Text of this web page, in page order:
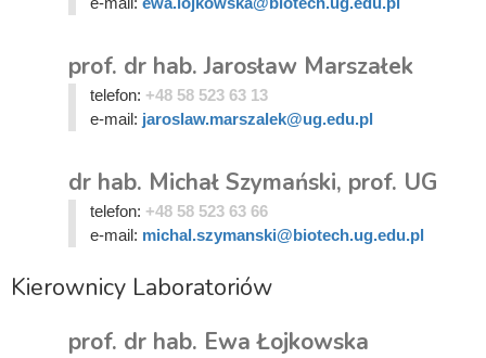
prof. dr hab. Jarosław Marszałek
telefon: +48 58 523 63 13
e-mail: jaroslaw.marszalek@ug.edu.pl
dr hab. Michał Szymański, prof. UG
telefon: +48 58 523 63 66
e-mail: michal.szymanski@biotech.ug.edu.pl
Kierownicy Laboratoriów
prof. dr hab. Ewa Łojkowska